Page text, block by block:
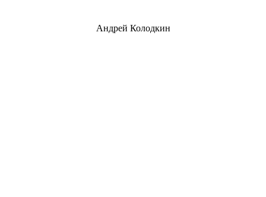
Андрей Колодкин